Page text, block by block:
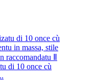
di 10 once cù